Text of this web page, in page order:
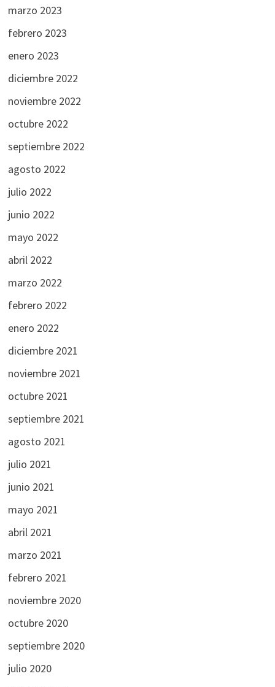
marzo 2023
febrero 2023
enero 2023
diciembre 2022
noviembre 2022
octubre 2022
septiembre 2022
agosto 2022
julio 2022
junio 2022
mayo 2022
abril 2022
marzo 2022
febrero 2022
enero 2022
diciembre 2021
noviembre 2021
octubre 2021
septiembre 2021
agosto 2021
julio 2021
junio 2021
mayo 2021
abril 2021
marzo 2021
febrero 2021
noviembre 2020
octubre 2020
septiembre 2020
julio 2020